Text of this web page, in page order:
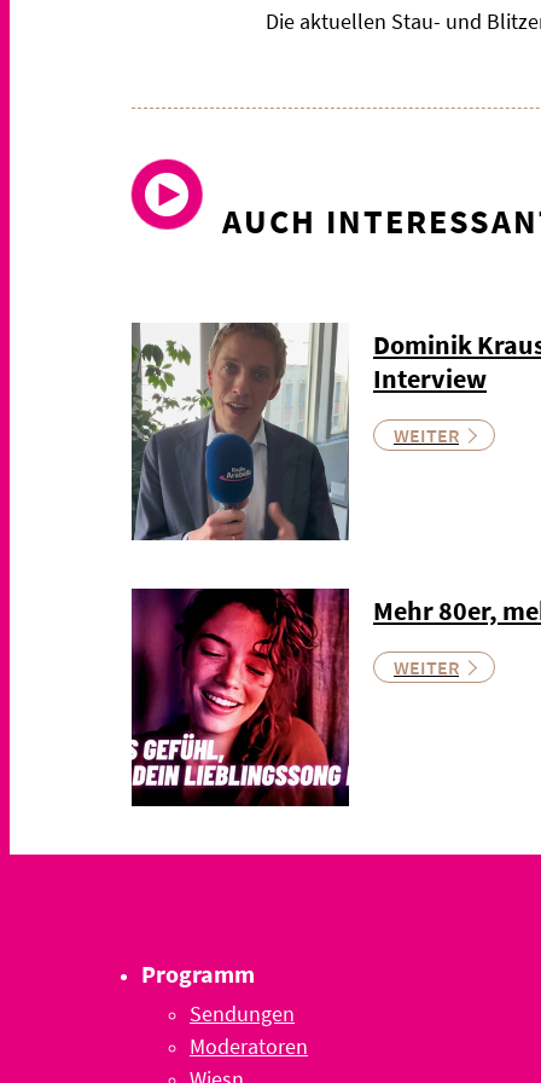
Die aktuellen Stau- und
AUCH
Dominik
Interview
WEITER
Mehr 80er,
WEITER
Programm
Sendungen
Moderatoren